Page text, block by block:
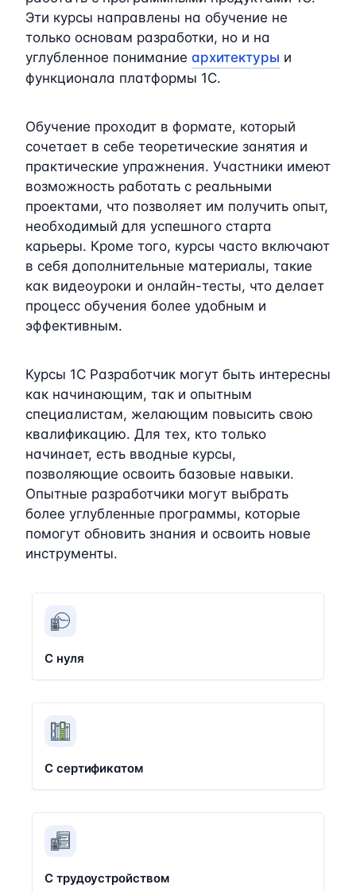
Эти курсы направлены на обучение не
только основам разработки, но и на
углубленное понимание архитектуры и
функционала платформы 1C.
Обучение проходит в формате, который
сочетает в себе теоретические занятия и
практические упражнения. Участники имеют
возможность работать с реальными
проектами, что позволяет им получить опыт,
необходимый для успешного старта
карьеры. Кроме того, курсы часто включают
в себя дополнительные материалы, такие
как видеоуроки и онлайн-тесты, что делает
процесс обучения более удобным и
эффективным.
Курсы 1C Разработчик могут быть интересны
как начинающим, так и опытным
специалистам, желающим повысить свою
квалификацию. Для тех, кто только
начинает, есть вводные курсы,
позволяющие освоить базовые навыки.
Опытные разработчики могут выбрать
более углубленные программы, которые
помогут обновить знания и освоить новые
инструменты.
С нуля
С сертификатом
С трудоустройством